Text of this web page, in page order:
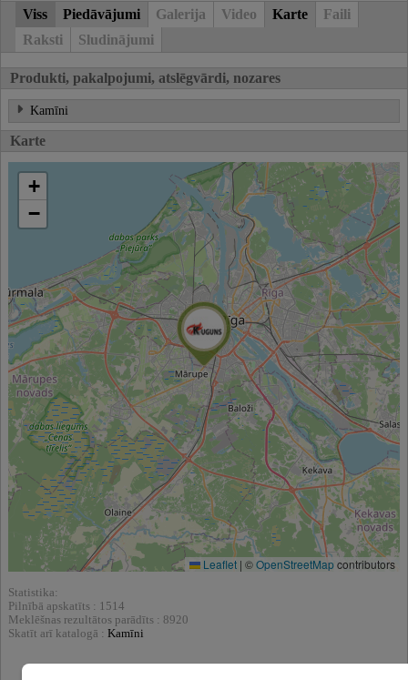
Viss Piedāvājumi Galerija Video Karte
Faili
Raksti
Sludinājumi
Produkti, pakalpojumi, atslēgvārdi, nozares
Kamīni
Karte
+
−
Leaflet | ©OpenStreetMapcontributors
Statistika:
Pilnībā apskatīts : 1514
Meklēšnas rezultātos parādīts : 8920
Skatīt arī katalogā : Kamīni